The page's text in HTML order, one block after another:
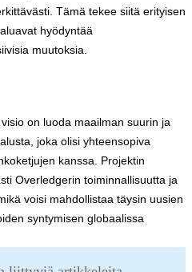
Tämä tekee siitä erityisen
hyödyntää
muutoksia.
on luoda maailman suurin ja
joka olisi yhteensopiva
kanssa. Projektin
Overledgerin toiminnallisuutta ja
voisi mahdollistaa täysin uusien
syntymisen globaalissa